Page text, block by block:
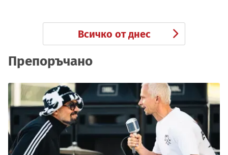
Всичко от днес
Препоръчано